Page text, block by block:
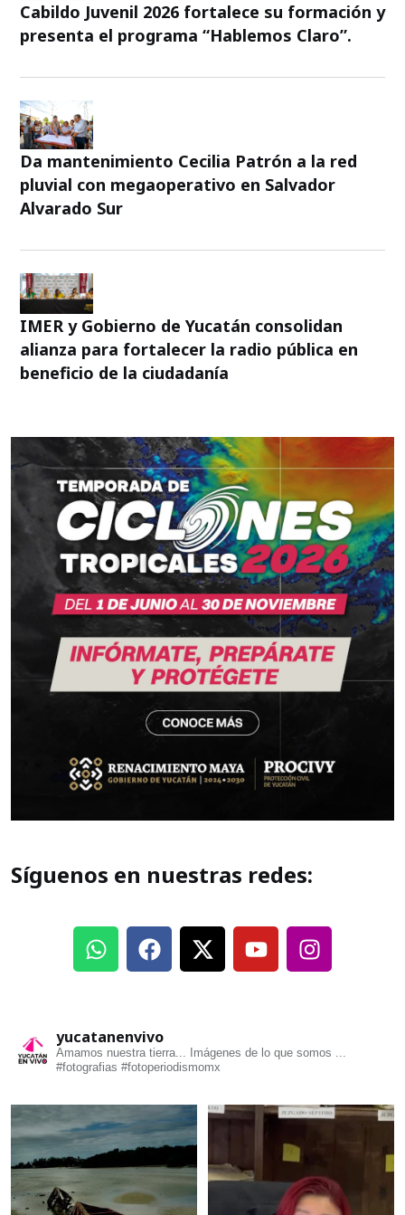
Cabildo Juvenil 2026 fortalece su formación y
presenta el programa “Hablemos Claro”.
Da mantenimiento Cecilia Patrón a la red
pluvial con megaoperativo en Salvador
Alvarado Sur
IMER y Gobierno de Yucatán consolidan
alianza para fortalecer la radio pública en
beneficio de la ciudadanía
Síguenos en nuestras redes:
yucatanenvivo
Amamos nuestra tierra... Imágenes de lo que somos ...
#fotografias #fotoperiodismomx